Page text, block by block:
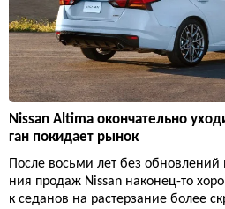
Nissan Altima окончательно
ган покидает рынок
После восьми лет без обновлений
ния продаж Nissan наконец-то
к седанов на растерзание более